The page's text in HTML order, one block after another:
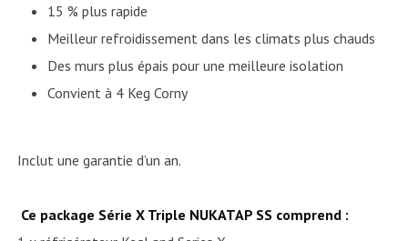
15 % plus rapide
Meilleur refroidissement dans les climats plus chauds
Des murs plus épais pour une meilleure isolation
Convient à 4 Keg Corny
Inclut une garantie d’un an.
Ce package Série X Triple NUKATAP SS comprend :